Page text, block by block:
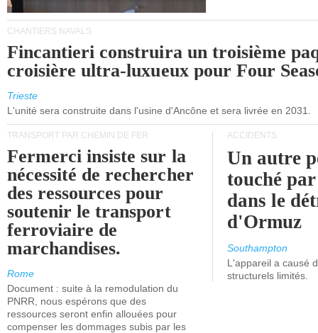
CHANTIERS NAVALS
Fincantieri construira un troisième
croisière ultra-luxueux pour Four
Trieste
L'unité sera construite dans l'usine d'Ancône et sera livrée en 2031.
TRANSPORT PAR CHEMIN DE FER
Fermerci insiste sur la
nécessité de rechercher
des ressources pour
soutenir le transport
ferroviaire de
marchandises.
Rome
Document : suite à la remodulation du
PNRR, nous espérons que des
ressources seront enfin allouées pour
compenser les dommages subis par les
ACCIDENTS
Un autre
touché
dans le
d'Ormuz
Southampton
L'appareil a causé
structurels limités.